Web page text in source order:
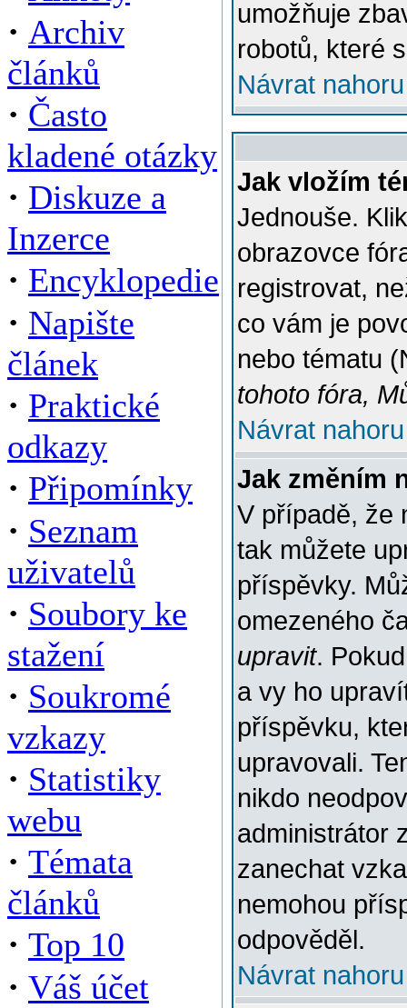
· Archiv
článků
· Často
kladené otázky
· Diskuze a
Inzerce
· Encyklopedie
· Napište
článek
· Praktické
odkazy
· Připomínky
· Seznam
uživatelů
· Soubory ke
stažení
· Soukromé
vzkazy
· Statistiky
webu
· Témata
článků
· Top 10
· Váš účet
umožňuje
robotů, které
Návrat nahoru
Jak vložím
Jednouše.
obrazovce
registrovat,
co vám je
nebo tématu
tohoto fóra,
Návrat nahoru
Jak změním
V případě, že
tak můžete
příspěvky.
omezeného
upravit.
a vy ho
příspěvku,
upravovali.
nikdo
administrátor
zanechat
nemohou
odpověděl.
Návrat nahoru